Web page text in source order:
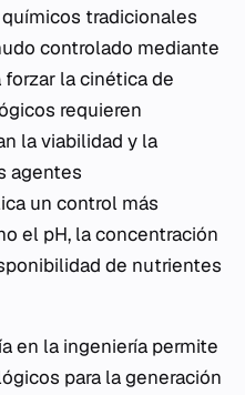
tradicionales
controlado mediante
la cinética de
requieren
la viabilidad y la
agentes
un control más
el pH, la concentración
de nutrientes
en la ingeniería permite
para la generación